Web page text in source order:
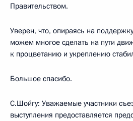
Правительством.
Уверен, что, опираясь на
можем многое сделать на пути
к процветанию и укреплению
Большое спасибо.
С.Шойгу: Уважаемые участники
выступления предоставляется